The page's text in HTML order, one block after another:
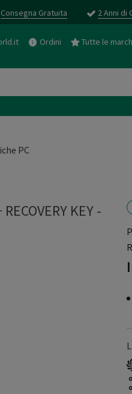
Consegna Gratuita 2 Anni di
Ordini Tutte le
PC
KEY -
O
O